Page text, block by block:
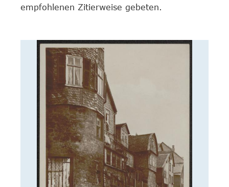
empfohlenen Zitierweise gebeten.